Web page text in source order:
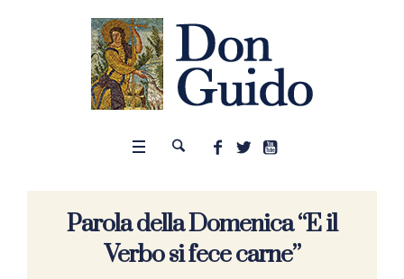
Parola della Domenica “E il
Verbo si fece carne”